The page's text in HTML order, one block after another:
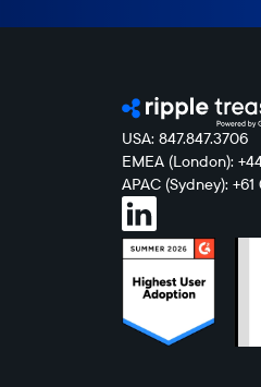
USA: 847.847.3706
EMEA (London):
APAC (Sydney):